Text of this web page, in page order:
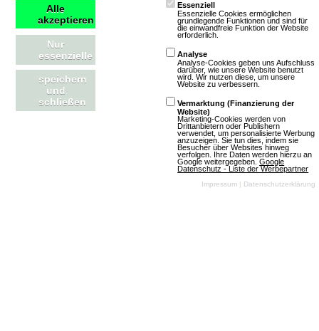
3 Bewertungen
Download-MMOs
Action
3D
Free To
Play
Alle
akzeptieren
Nur
essenzielle
speichern
und
schließen
Essenziell
Essenzielle Cookies ermöglichen
grundlegende Funktionen und sind für
die einwandfreie Funktion der Website
erforderlich.
Analyse
Analyse-Cookies geben uns Aufschluss
darüber, wie unsere Website benutzt
wird. Wir nutzen diese, um unsere
Website zu verbessern.
Vermarktung (Finanzierung der
Website)
Marketing-Cookies werden von
Drittanbietern oder Publishern
verwendet, um personalisierte Werbung
anzuzeigen. Sie tun dies, indem sie
Besucher über Websites hinweg
verfolgen. Ihre Daten werden hierzu an
Google weitergegeben.Google
Datenschutz - Liste der Werbepartner
Impressum | Datenschutzerklärung